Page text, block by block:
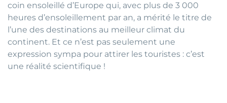
coin ensoleillé d’Europe qui, avec plus de 3 000
heures d’ensoleillement par an, a mérité le titre de
l’une des destinations au meilleur climat du
continent. Et ce n’est pas seulement une
expression sympa pour attirer les touristes : c’est
une réalité scientifique !